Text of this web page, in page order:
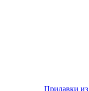
Прилавки из